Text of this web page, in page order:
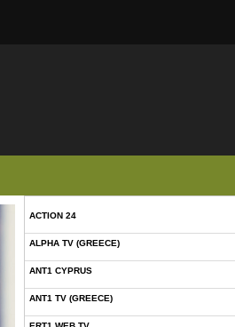
ACTION 24
ALPHA TV (GREECE)
ANT1 CYPRUS
ANT1 TV (GREECE)